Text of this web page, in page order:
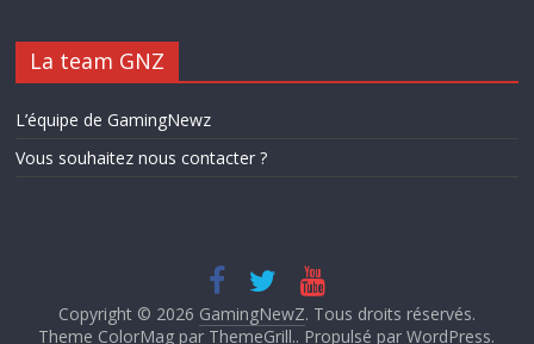
La team GNZ
L’équipe de GamingNewz
Vous souhaitez nous contacter ?
Copyright © 2026 GamingNewZ. Tous droits réservés.
Theme ColorMag par ThemeGrill.. Propulsé parWordPress.